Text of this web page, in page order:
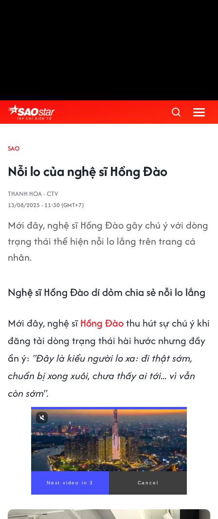
SAO
Nỗi lo của nghệ sĩ Hồng Đào
THANH HOA - CTV
13/08/2025 - 11:30 (GMT+7)
Mới đây, nghệ sĩ Hồng Đào gây chú ý với dòng
trạng thái thể hiện nỗi lo lắng trên trang cá
nhân.
Nghệ sĩ Hồng Đào dí dỏm chia sẻ nỗi lo lắng
Mới đây, nghệ sĩHồng Đàothu hút sự chú ý khi
đăng tải dòng trạng thái hài hước nhưng đầy
ẩn ý: "Đây là kiểu người lo xa: đi thật sớm,
chuẩn bị xong xuôi, chưa thấy ai tới... vì vẫn
còn sớm".